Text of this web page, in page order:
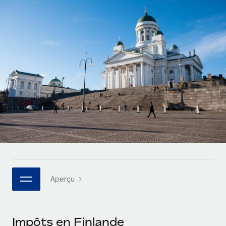
Intégrez et gérez vos freelances partout dans le monde
Sous-traitez les opérations complexes liées à l’emploi
INFRASTRUCTURE
Intégration Remote
Intégrez vos RH aux flux de travail en toute simplicité
Plateforme
Des fonctions RH clés intégrées pour votre équipe
Connectez n'importe quel outil d’IA à Remote grâce à
notre MCP
Rationalisez vos processus avec des outils essentiels
Examinez notre service par rapport aux autres
Des solutions agiles et internationales pour les RH et la
paie des entreprises en pleine croissance
Entreprises intermédiaires
Développez vos équipes avec des solutions RH sur
mesure
Entreprise
Les RH à l’international pour les grandes entreprises
Partenaires stratégiques de la tech
Calculateur de paiement des freelances
Découvrez les devises disponibles et les vitesses de
paiement pour vos freelances internationaux
APPRENDRE AVEC REMOTE
Recherche et guides
Études de cas
Checklists et modèles
Descriptions de postes
Deutsch
Español
Italiano
Português (Portugal)
日本語
한국어
Aperçu
Impôts en Finlande